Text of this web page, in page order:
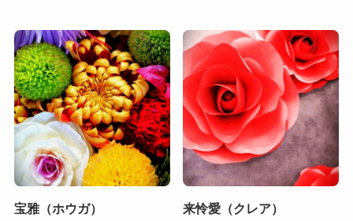
宝雅（ホウガ） 来怜愛（クレア）